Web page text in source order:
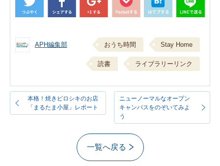
APH編集部 Stay Home
おうち時間
ライブラリーリンク
読書
本格！焼きピロシキのお店
「まるたま小屋」レポート
ニューノーマルなオープン
キャンパスをのぞいてみよ
う
一覧へ戻る